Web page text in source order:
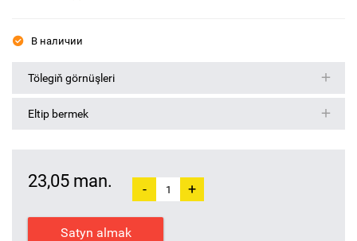
В наличии
Tölegiň görnüşleri
Eltip bermek
23,05 man. - +
Satyn almak